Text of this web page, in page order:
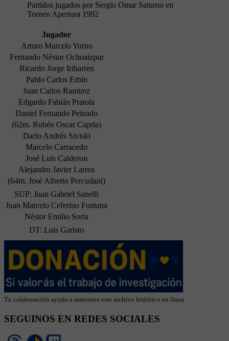
Partidos jugados por Sergio Omar Saturno en
Torneo Apertura 1992
Jugador
Arturo Marcelo Yorno
Fernando Néstor Ochoaizpur
Ricardo Jorge Iribarren
Pablo Carlos Erbin
Juan Carlos Ramirez
Edgardo Fabián Pratola
Daniel Fernando Peinado
(62m. Rubén Oscar Capria)
Darío Andrés Siviski
Marcelo Carracedo
José Luis Calderon
Alejandro Javier Larrea
(64m. José Alberto Percudani)
SUP: Juan Gabriel Sanelli
Juan Marcelo Ceferino Fontana
Néstor Emilio Soria
DT: Luis Garisto
Tu colaboración ayuda a mantener este archivo histórico en línea
SEGUINOS EN REDES SOCIALES